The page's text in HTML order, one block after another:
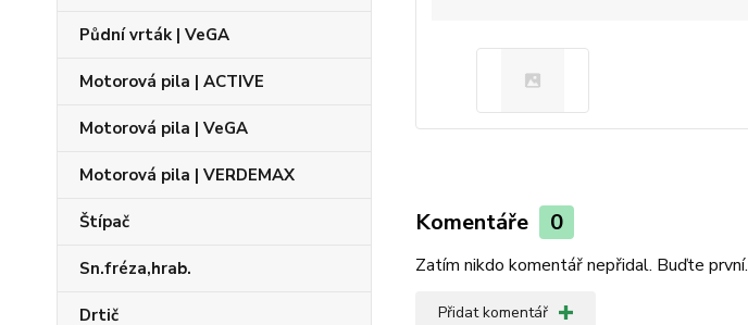
Půdní vrták | VeGA
Motorová pila | ACTIVE
Motorová pila | VeGA
Motorová pila | VERDEMAX
Štípač
Sn.fréza,hrab.
Drtič
Komentáře 0
Zatím nikdo komentář nepřidal. Buďte první.
Přidat komentář